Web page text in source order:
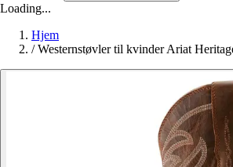
Loading...
Hjem
/ Westernstøvler til kvinder Ariat